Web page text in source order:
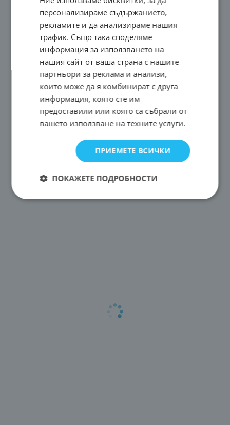
персонализираме съдържанието,
рекламите и да анализираме нашия
трафик. Също така споделяме
информация за използването на
нашия сайт от ваша страна с нашите
партньори за реклама и анализи,
които може да я комбинират с друга
информация, която сте им
предоставили или която са събрали от
вашето използване на техните услуги.
ПРИЕМЕТЕ ВСИЧКИ
ПОКАЖЕТЕ ПОДРОБНОСТИ